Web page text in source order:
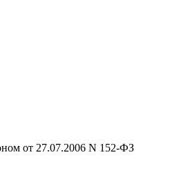
от 27.07.2006 N 152-ФЗ